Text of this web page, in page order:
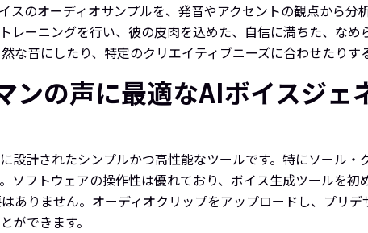
スのオーディオサンプルを、発音やアクセントの観点から分析
レーニングを行い、彼の皮肉を込めた、自信に満ちた、なめ
な音にしたり、特定のクリエイティブニーズに合わせたりす
ンの声に最適なAIボイスジ
設計されたシンプルかつ高性能なツールです。特にソール
ソフトウェアの操作性は優れており、ボイス生成ツールを
ありません。オーディオクリップをアップロードし、プリ
ができます。